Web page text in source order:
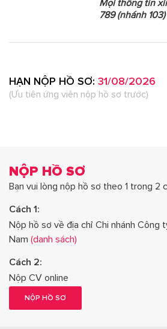
Mọi thông tin
789 (nhánh
HẠN NỘP HỒ SƠ: 31/08/2026
(Ưu tiên ứng viên nộp hồ sơ trước)
NỘP HỒ SƠ
Bạn vui lòng nộp hồ sơ theo 1 trong 2
Cách 1:
Nộp hồ sơ về địa chỉ Chi nhánh Công
Nam (danh sách)
Cách 2:
Nộp CV online
NỘP HỒ SƠ